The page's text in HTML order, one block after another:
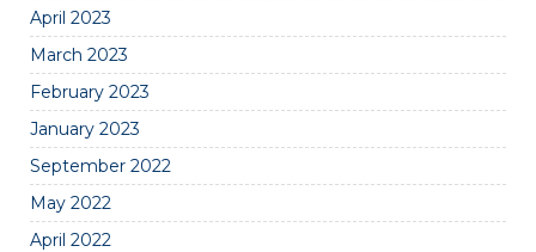
April 2023
March 2023
February 2023
January 2023
September 2022
May 2022
April 2022